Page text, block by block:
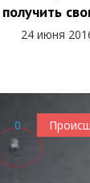
получить
24 июня
0